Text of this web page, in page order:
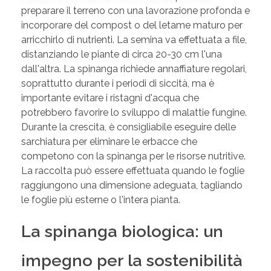
preparare il terreno con una lavorazione profonda e
incorporare del compost o del letame maturo per
arricchirlo di nutrienti. La semina va effettuata a file,
distanziando le piante di circa 20-30 cm l'una
dall'altra. La spinanga richiede annaffiature regolari,
soprattutto durante i periodi di siccità, ma è
importante evitare i ristagni d'acqua che
potrebbero favorire lo sviluppo di malattie fungine.
Durante la crescita, è consigliabile eseguire delle
sarchiatura per eliminare le erbacce che
competono con la spinanga per le risorse nutritive.
La raccolta può essere effettuata quando le foglie
raggiungono una dimensione adeguata, tagliando
le foglie più esterne o l'intera pianta.
La spinanga biologica: un
impegno per la sostenibilità